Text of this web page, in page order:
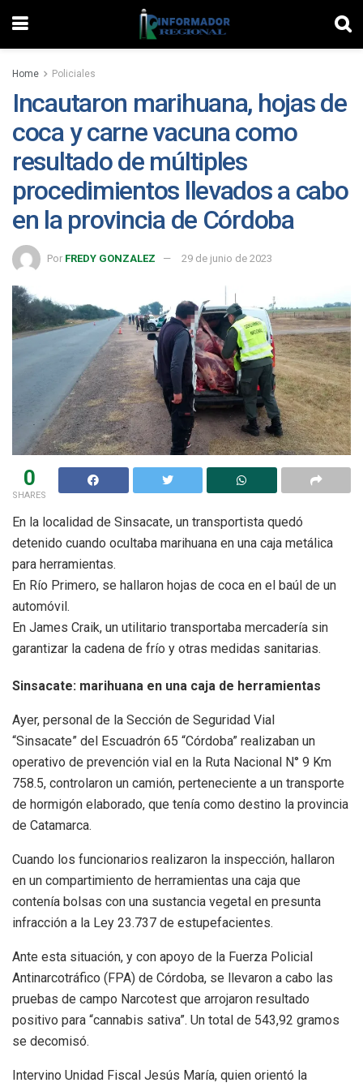
Home Policiales
Incautaron marihuana, hojas de
coca y carne vacuna como
resultado de múltiples
procedimientos llevados a cabo
en la provincia de Córdoba
Por FREDY GONZALEZ 29 de junio de 2023
0
SHARES
En la localidad de Sinsacate, un transportista quedó
detenido cuando ocultaba marihuana en una caja metálica
para herramientas.
En Río Primero, se hallaron hojas de coca en el baúl de un
automóvil.
En James Craik, un utilitario transportaba mercadería sin
garantizar la cadena de frío y otras medidas sanitarias.
Sinsacate: marihuana en una caja de herramientas
Ayer, personal de la Sección de Seguridad Vial
“Sinsacate” del Escuadrón 65 “Córdoba” realizaban un
operativo de prevención vial en la Ruta Nacional N° 9 Km
758.5, controlaron un camión, perteneciente a un transporte
de hormigón elaborado, que tenía como destino la provincia
de Catamarca.
Cuando los funcionarios realizaron la inspección, hallaron
en un compartimiento de herramientas una caja que
contenía bolsas con una sustancia vegetal en presunta
infracción a la Ley 23.737 de estupefacientes.
Ante esta situación, y con apoyo de la Fuerza Policial
Antinarcotráfico (FPA) de Córdoba, se llevaron a cabo las
pruebas de campo Narcotest que arrojaron resultado
positivo para “cannabis sativa”. Un total de 543,92 gramos
se decomisó.
Intervino Unidad Fiscal Jesús María, quien orientó la